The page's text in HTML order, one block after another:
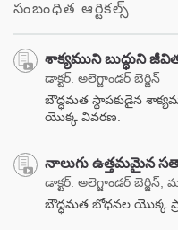
సంబంధిత ఆర్టికల్స్
శాక్యముని బుద్ధుని
డాక్టర్. అలెగ్జాండర్ బెర్జిన్
బౌద్ధమత స్థాపకుడైన
యొక్క వివరణ.
నాలుగు ఉత్తమమైన
డాక్టర్. అలెగ్జాండర్
బౌద్ధమత బోధనల యొక్క